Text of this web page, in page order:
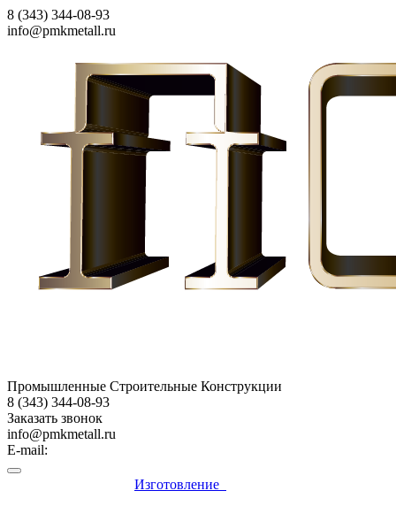
8 (343) 344-08-93
info@pmkmetall.ru
Промышленные Строительные Конструкции
8 (343) 344-08-93
Заказать звонок
info@pmkmetall.ru
E-mail:
Изготовление